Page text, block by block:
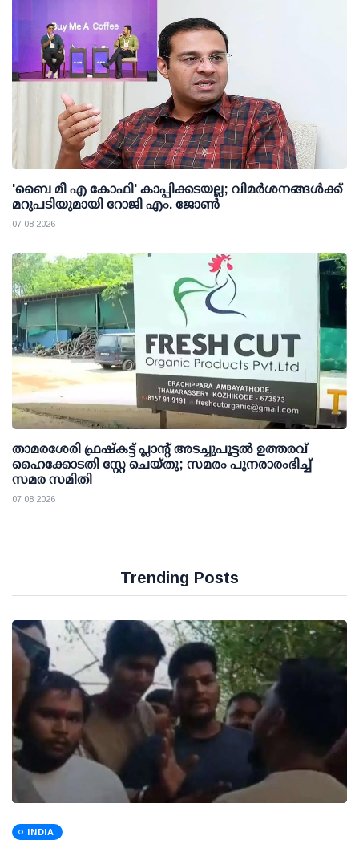
'ബൈ മീ എ കോഫി' കാപ്പിക്കടയല്ല; വിമര്‍ശനങ്ങള്‍ക്ക്
മറുപടിയുമായി റോജി എം. ജോണ്‍
07 08 2026
താമരശേരി ഫ്രഷ്കട്ട് പ്ലാന്റ് അടച്ചുപൂട്ടൽ ഉത്തരവ്
ഹൈക്കോടതി സ്റ്റേ ചെയ്തു; സമരം പുനരാരംഭിച്ച്
സമര സമിതി
07 08 2026
Trending Posts
INDIA